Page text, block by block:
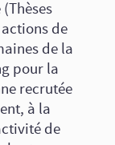
de
de la
pour la
recrutée
à la
de